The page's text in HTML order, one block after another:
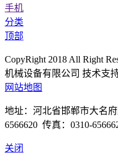
手机
分类
顶部
CopyRight 2018 All Right
机械设备有限公司 技术支
网站地图
地址：河北省邯郸市大名
6566620 传真：0310-
关闭